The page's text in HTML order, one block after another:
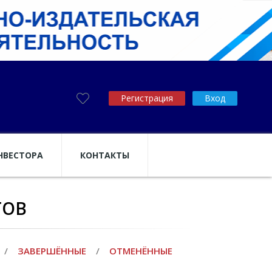
Регистрация Вход
КОНТАКТЫ
/ ЗАВЕРШЁННЫЕ / ОТМЕНЁННЫЕ